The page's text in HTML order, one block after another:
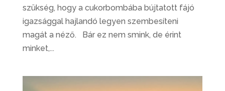
szükség, hogy a cukorbombába bújtatott fájó
igazsággal hajlandó legyen szembesíteni
magát a néző. Bár ez nem smink, de érint
minket,...